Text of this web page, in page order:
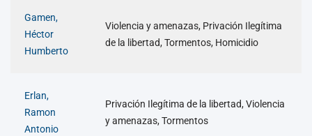
Gamen,
Héctor
Humberto
Violencia y amenazas, Privación Ilegítima
de la libertad, Tormentos, Homicidio
Erlan,
Ramon
Antonio
Privación Ilegítima de la libertad, Violencia
y amenazas, Tormentos